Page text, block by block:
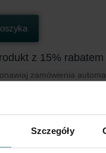
Szczegóły
z 15% rabatem
zamówienia